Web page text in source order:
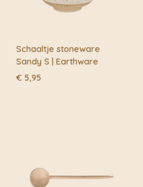
Schaaltje stoneware
Sandy S | Earthware
€ 5,95